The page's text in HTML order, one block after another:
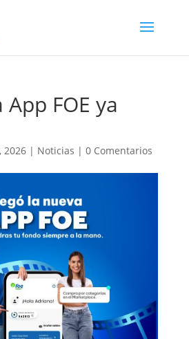
App FOE ya
2026| Noticias | 0 Comentarios